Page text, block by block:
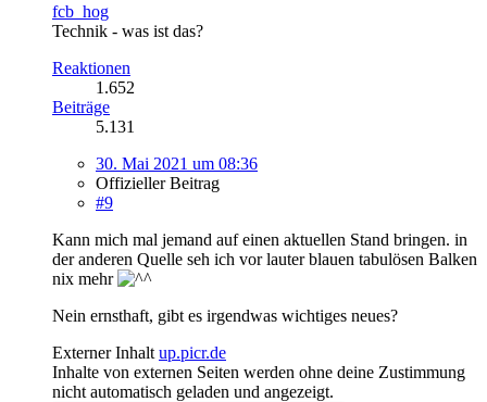
fcb_hog
Technik - was ist das?
Reaktionen
1.652
Beiträge
5.131
30. Mai 2021 um 08:36
Offizieller Beitrag
#9
Kann mich mal jemand auf einen aktuellen Stand bringen. in
der anderen Quelle seh ich vor lauter blauen tabulösen Balken
nix mehr
Nein ernsthaft, gibt es irgendwas wichtiges neues?
Externer Inhalt up.picr.de
Inhalte von externen Seiten werden ohne deine Zustimmung
nicht automatisch geladen und angezeigt.